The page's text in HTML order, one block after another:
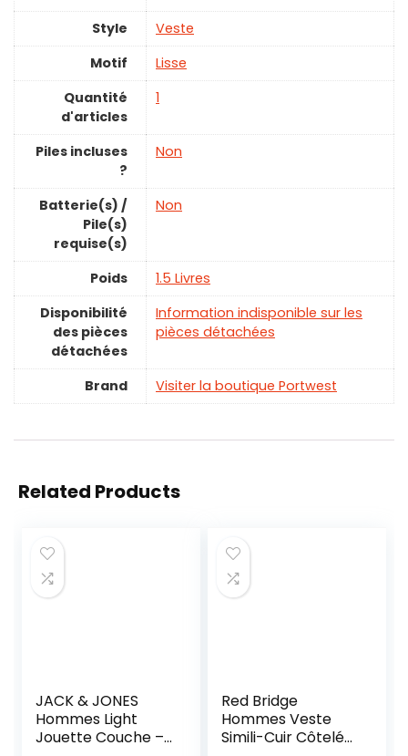
Style
‎Veste
Motif
‎Lisse
Quantité
d'articles
‎1
Piles incluses
?
‎Non
Batterie(s) /
Pile(s)
requise(s)
‎Non
Poids
‎1.5 Livres
Disponibilité
des pièces
détachées
‎Information indisponible sur les
pièces détachées
Brand Visiter la boutique Portwest
Related Products
JACK & JONES
Hommes Light
Jouette Couche –
Red Bridge
Hommes Veste
Simili-Cuir Côtelé